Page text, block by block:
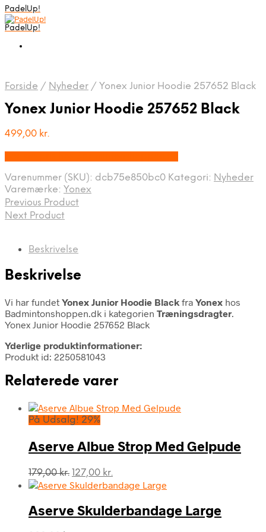
PadelUp!
PadelUp!
Forside / Nyheder / Yonex Junior Hoodie 257652 Black
Yonex Junior Hoodie 257652 Black
499,00 kr.
Varenummer (SKU): dcb75e850bc0 Kategori: Nyheder
Varemærke: Yonex
Previous Product
Next Product
Beskrivelse
Beskrivelse
Vi har fundet Yonex Junior Hoodie Black fra Yonex hos
Badmintonshoppen.dk i kategorien Træningsdragter.
Yonex Junior Hoodie 257652 Black
Yderlige produktinformationer:
Produkt id: 2250581043
Relaterede varer
På Udsalg! 29%
Aserve Albue Strop Med Gelpude
179,00kr. Den
oprindelige
var:
179,00 kr..
127,00 kr.
aktuelle
er:
127,00 kr..
Aserve Skulderbandage Large